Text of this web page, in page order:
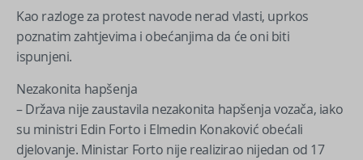
Kao razloge za protest navode nerad vlasti, uprkos
poznatim zahtjevima i obećanjima da će oni biti
ispunjeni.
Nezakonita hapšenja
– Država nije zaustavila nezakonita hapšenja vozača, iako
su ministri Edin Forto i Elmedin Konaković obećali
djelovanje. Ministar Forto nije realizirao nijedan od 17